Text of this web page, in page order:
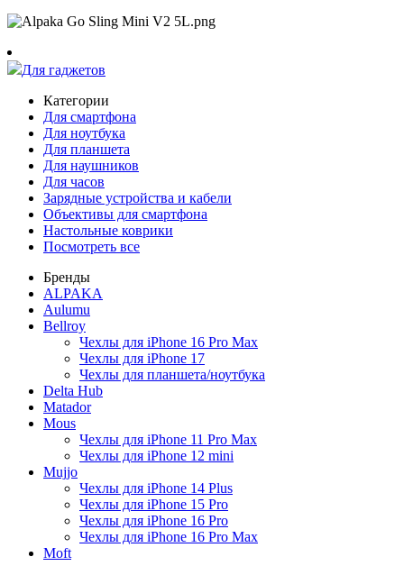
Для гаджетов
Категории
Для смартфона
Для ноутбука
Для планшета
Для наушников
Для часов
Зарядные устройства и кабели
Объективы для смартфона
Настольные коврики
Посмотреть все
Бренды
ALPAKA
Aulumu
Bellroy
Чехлы для iPhone 16 Pro Max
Чехлы для iPhone 17
Чехлы для планшета/ноутбука
Delta Hub
Matador
Mous
Чехлы для iPhone 11 Pro Max
Чехлы для iPhone 12 mini
Mujjo
Чехлы для iPhone 14 Plus
Чехлы для iPhone 15 Pro
Чехлы для iPhone 16 Pro
Чехлы для iPhone 16 Pro Max
Moft